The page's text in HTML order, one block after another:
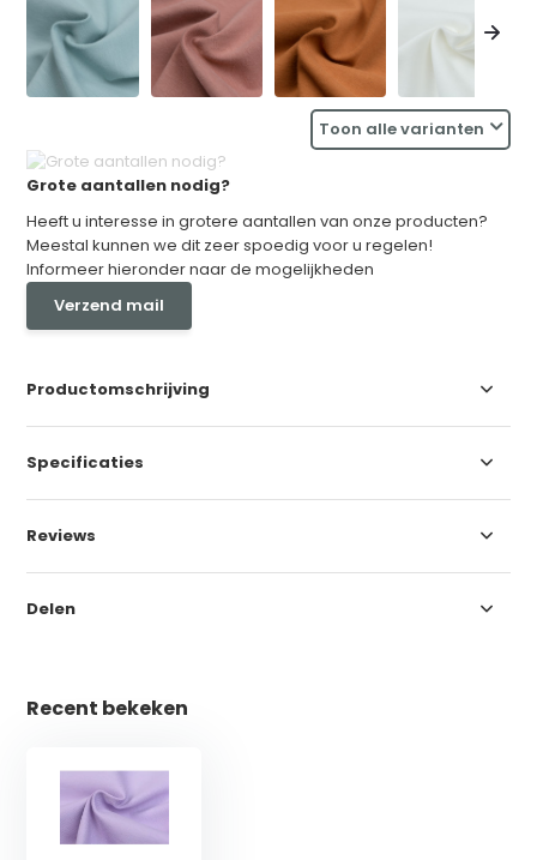
Toon alle varianten
Grote aantallen nodig?
Heeft u interesse in grotere aantallen van onze producten?
Meestal kunnen we dit zeer spoedig voor u regelen!
Informeer hieronder naar de mogelijkheden
Verzend mail
Productomschrijving
Specificaties
Reviews
Delen
Recent bekeken